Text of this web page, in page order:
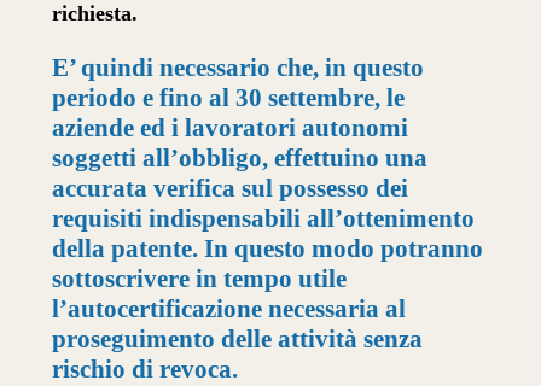
richiesta.
E’ quindi necessario che, in questo
periodo e fino al 30 settembre, le
aziende ed i lavoratori autonomi
soggetti all’obbligo, effettuino una
accurata verifica sul possesso dei
requisiti indispensabili all’ottenimento
della patente. In questo modo potranno
sottoscrivere in tempo utile
l’autocertificazione necessaria al
proseguimento delle attività senza
rischio di revoca.